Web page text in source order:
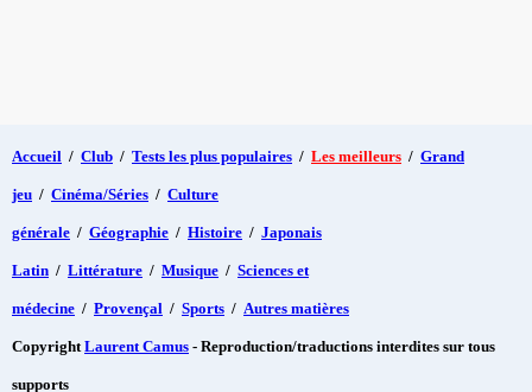
Accueil / Club / Tests les plus populaires / Les meilleurs / Grand
jeu / Cinéma/Séries / Culture
générale / Géographie / Histoire / Japonais
Latin / Littérature / Musique / Sciences et
médecine / Provençal / Sports / Autres matières
CopyrightLaurent Camus - Reproduction/traductions interdites sur tous
supports